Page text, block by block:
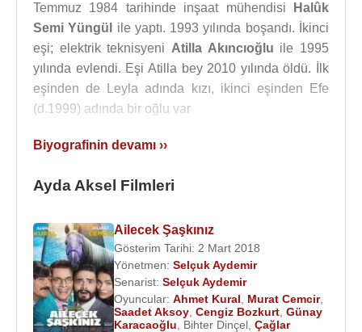
Temmuz 1984 tarihinde inşaat mühendisi
Halûk
Semi Yüngül
ile yaptı. 1993 yılında boşandı. İkinci
eşi; elektrik teknisyeni Atilla Akıncıoğlu ile 1995
yılında evlendi. Eşi Atilla bey 2010 yılında öldü. İlk
eşinden de Leyla adında kızı, ikinci eşinden Efe
(d.1999) adında bir oğlu var
2010yılında “Bir Avuç Deniz” sinema filminde
Altan Düzyatan,Berrak Tüzünataç
Yağtuile beraber oynadı.
2014yılındaMüfit Can Saçıntı’nın yönetmenliğini
yaptığı, senaryosunu
Birol Güven
“Mandıra Filozofu” adlı filmde başrollerindeMüfit
Can Saçıntı
Rasim Öztekin,Begüm Öner ,Kemal
Biyografinin devamı ››
Ayda Aksel Filmleri
Ailecek Şaşkınız
Gösterim Tarihi: 2 Mart 2018
Yönetmen: Selçuk Aydemir
Senarist: Selçuk Aydemir
Oyuncular: Ahmet Kural Murat Cemcir,
Saadet Aksoy Cengiz Bozkurt Günay
Karacaoğlu
Bihter Dinçel Çağlar